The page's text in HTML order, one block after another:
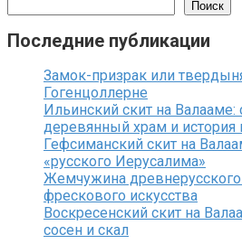
Поиск
Последние публикации
Замок-призрак или
Гогенцоллерне
Ильинский скит на
деревянный храм и
Гефсиманский скит на
«русского Иерусалима»
Жемчужина древнерусского
фрескового искусства
Воскресенский скит на
сосен и скал